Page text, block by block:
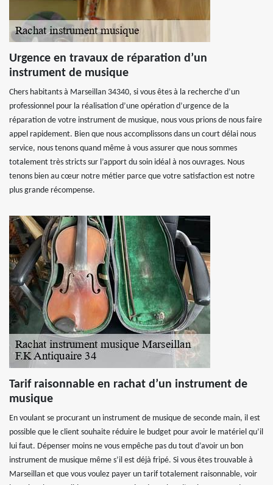
Urgence en travaux de réparation d’un
instrument de musique
Chers habitants à Marseillan 34340, si vous êtes à la recherche d’un
professionnel pour la réalisation d’une opération d’urgence de la
réparation de votre instrument de musique, nous vous prions de nous faire
appel rapidement. Bien que nous accomplissons dans un court délai nous
service, nous tenons quand même à vous assurer que nous sommes
totalement très stricts sur l’apport du soin idéal à nos ouvrages. Nous
tenons bien au cœur notre métier parce que votre satisfaction est notre
plus grande récompense.
Tarif raisonnable en rachat d’un instrument de
musique
En voulant se procurant un instrument de musique de seconde main, il est
possible que le client souhaite réduire le budget pour avoir le matériel qu’il
lui faut. Dépenser moins ne vous empêche pas du tout d’avoir un bon
instrument de musique même s’il est déjà fripé. Si vous êtes trouvable à
Marseillan et que vous voulez payer un tarif totalement raisonnable, voir